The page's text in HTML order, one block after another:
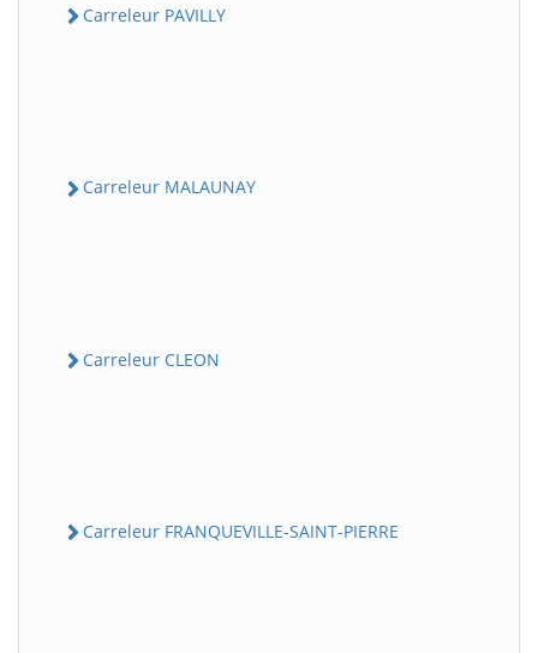
Carreleur PAVILLY
Carreleur MALAUNAY
Carreleur CLEON
Carreleur FRANQUEVILLE-SAINT-PIERRE